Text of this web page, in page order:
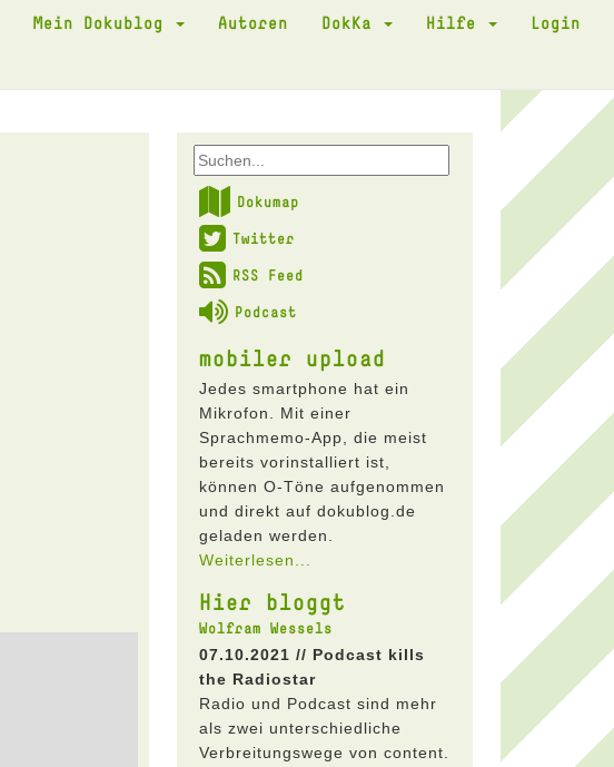
Mein Dokublog Autoren DokKa Hilfe Login
Dokumap
Twitter
RSS Feed
Podcast
mobiler upload
Jedes smartphone hat ein
Mikrofon. Mit einer
Sprachmemo-App, die meist
bereits vorinstalliert ist,
können O-Töne aufgenommen
und direkt auf dokublog.de
geladen werden.
Weiterlesen...
Hier bloggt
Wolfram Wessels
07.10.2021 // Podcast kills
the Radiostar
Radio und Podcast sind mehr
als zwei unterschiedliche
Verbreitungswege von content.